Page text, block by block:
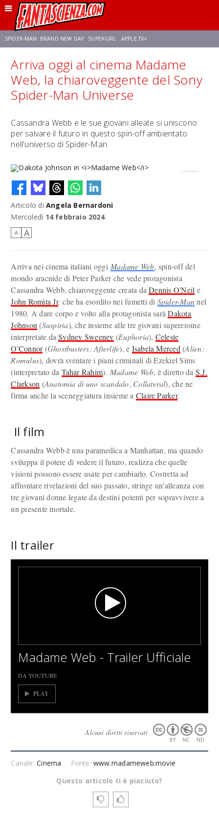
SPIDER-MAN: BRAND NEW DAY SUPERGIRL APPLE TV+
FRANCO RICCIARDIELLO ZENDAYA STAR TREK AVENGERS: DOOMSDAY
NETFLIX
Arriva oggi al cinema Madame
Web, la chiaroveggente del Sony
Spider-Man Universe
Cassandra Webb e le sue giovani alleate si uniscono
per salvare il futuro in questo spin-off ambientato
nell'universo di Spider-Man
Dakota Johnson in Madame Web
Articolo di Angela Bernardoni
Mercoledì 14 febbraio 2024
A A
Arriva nei cinema italiani oggi Madame Web, spin-off del
mondo aracnide di Peter Parker che vede protagonista
Cassandra Webb, chiaroveggente creata daDennis O'Neil e
John Romita Jr. che ha esordito nei fumetti di Spider-Mannel
1980. A dare corpo e volto alla protagonista saràDakota
Johnson (Suspiria), che insieme alle tre giovani supereroine
interpretate daSydney Sweeney (Euphoria), Celeste
O'Connor(Ghostbusters: Afterlife), e Isabela Merced (Alien:
Romulus), dovrà sventare i piani criminali di Ezekiel Sims
(interpretato da Tahar Rahim). Madame Web, è diretto da S.J.
Clarkson (Anatomia di uno scandalo, Collateral), che ne
firma anche la sceneggiatura insieme a Claire Parker.
Il film
Cassandra Webb è una paramedica a Manhattan, ma quando
sviluppa il potere di vedere il futuro, realizza che quelle
visioni possono essere usate per cambiarlo. Costretta ad
affrontare rivelazioni del suo passato, stringe un'alleanza con
tre giovani donne legate da destini potenti per sopravvivere a
un presente mortale.
Il trailer
Madame Web - Trailer Ufficiale
DA YOUTUBE
PLAY
Alcuni diritti riservati
Canale:Cinema Fonte:www.madameweb.movie
Questo articolo ti è piaciuto?